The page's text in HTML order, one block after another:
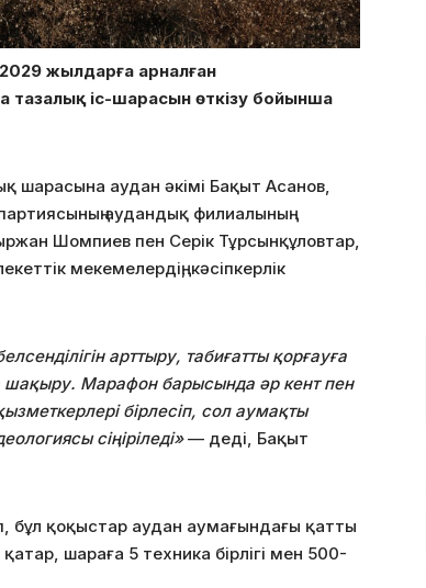
жылдарға арналған
іс-шарасын өткізу бойынша
шарасына аудан әкімі Бақыт Асанов,
аудандық филиалының
Шомпиев пен Серік Тұрсынқұловтар,
мекемелердің, кәсіпкерлік
арттыру, табиғатты қорғауға
шақыру. Марафон барысында әр кент пен
бірлесіп, сол аумақты
сіңіріледі»— деді, Бақыт
қоқыстар аудан аумағындағы қатты
шараға 5 техника бірлігі мен 500-